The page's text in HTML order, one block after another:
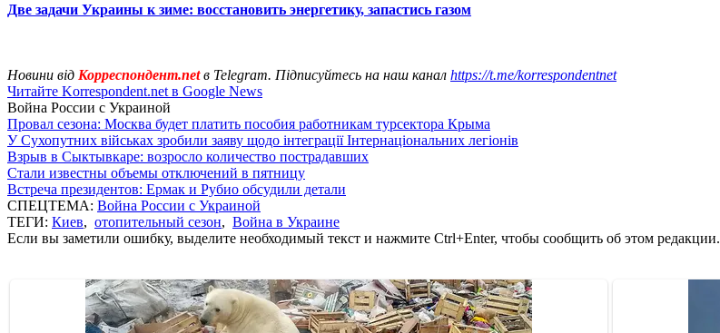
Две задачи Украины к зиме: восстановить энергетику, запастись газом
Новини від Корреспондент.netв Telegram. Підписуйтесь на наш канал https://t.me/korrespondentnet
Читайте Korrespondent.net в Google News
Война России с Украиной
Провал сезона: Москва будет платить пособия работникам турсектора Крыма
У Сухопутних військах зробили заяву щодо інтеграції Інтернаціональних легіонів
Взрыв в Сыктывкаре: возросло количество пострадавших
Стали известны объемы отключений в пятницу
Встреча президентов: Ермак и Рубио обсудили детали
СПЕЦТЕМА: Война России с Украиной
ТЕГИ: Киев, отопительный сезон, Война в Украине
Если вы заметили ошибку, выделите необходимый текст и нажмите Ctrl+Enter, чтобы сообщить об этом редакции.